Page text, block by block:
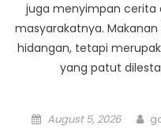
juga menyimpan cerita
masyarakatnya.
hidangan, tetapi
yang patut
Posted
August 5, 2026